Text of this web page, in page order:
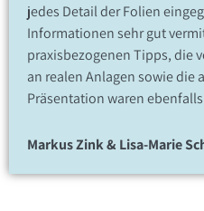
jedes Detail der Folien
Informationen sehr gut
praxisbezogenen Tipps, die
an realen Anlagen sowie die
Präsentation waren
Markus Zink & Lisa-Marie